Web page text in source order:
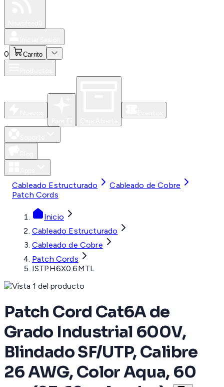
0 Carrito
Cableado Estructurado
Cableado de Cobre
Patch Cords
Inicio
Cableado Estructurado
Cableado de Cobre
Patch Cords
ISTPH6X0.6MTL
Patch Cord Cat6A de
Grado Industrial 600V,
Blindado SF/UTP, Calibre
26 AWG, Color Aqua, 60